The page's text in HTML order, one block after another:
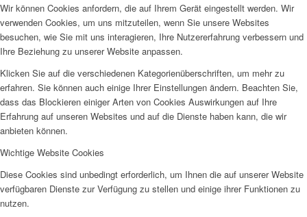
Wir können Cookies anfordern, die auf Ihrem Gerät eingestellt werden. Wir
verwenden Cookies, um uns mitzuteilen, wenn Sie unsere Websites
besuchen, wie Sie mit uns interagieren, Ihre Nutzererfahrung verbessern und
Ihre Beziehung zu unserer Website anpassen.
Klicken Sie auf die verschiedenen Kategorienüberschriften, um mehr zu
erfahren. Sie können auch einige Ihrer Einstellungen ändern. Beachten Sie,
dass das Blockieren einiger Arten von Cookies Auswirkungen auf Ihre
Erfahrung auf unseren Websites und auf die Dienste haben kann, die wir
anbieten können.
Wichtige Website Cookies
Diese Cookies sind unbedingt erforderlich, um Ihnen die auf unserer Website
verfügbaren Dienste zur Verfügung zu stellen und einige ihrer Funktionen zu
nutzen.